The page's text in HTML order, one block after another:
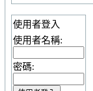
使用者登入
使用者名稱:
密碼: